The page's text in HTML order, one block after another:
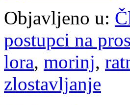
Objavljeno u:
postupci na
lora, morinj,
zlostavljanje